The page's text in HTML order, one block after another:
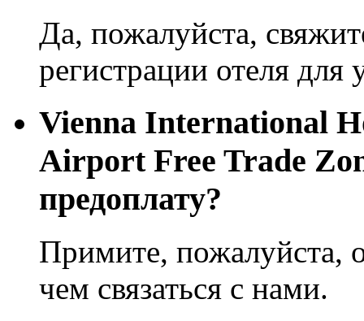
Да, пожалуйста,
регистрации отеля для
Vienna International
Airport Free Trade
предоплату?
Примите, пожалуйста,
чем связаться с нами.